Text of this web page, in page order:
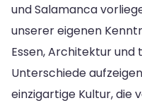
und Salamanca
unserer eigenen
Essen, Architektur
Unterschiede
einzigartige Kultur, die